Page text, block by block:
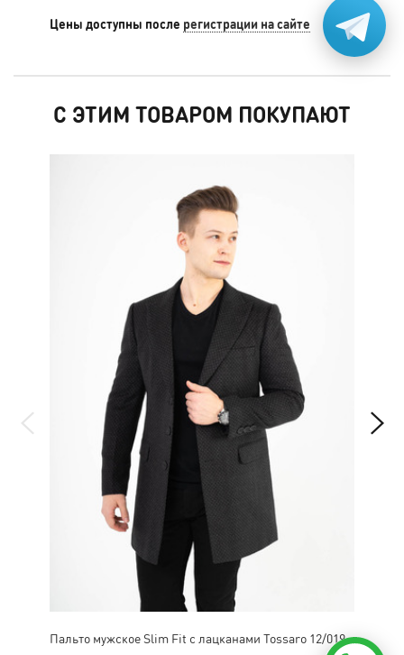
Цены доступны после регистрации на сайте
С ЭТИМ ТОВАРОМ ПОКУПАЮТ
Пальто мужское Slim Fit с лацканами Tossaro 12/019